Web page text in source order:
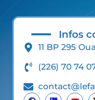
Infos
11 BP 295
(226) 70 74